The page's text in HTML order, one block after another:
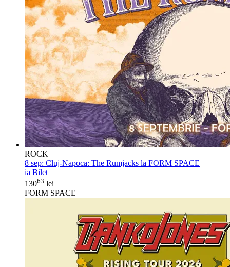
ROCK
8 sep: Cluj-Napoca: The Rumjacks la FORM SPACE
ia Bilet
13063 lei
FORM SPACE